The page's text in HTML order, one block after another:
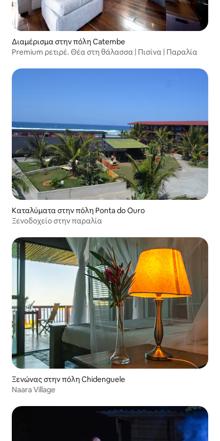
Διαμέρισμα στην πόλη Catembe
Premium ρετιρέ. Θέα στη θάλασσα | Πισίνα | Παραλία
Καταλύματα στην πόλη Ponta do Ouro
Ξενοδοχείο στην παραλία
Ξενώνας στην πόλη Chidenguele
Naara Village